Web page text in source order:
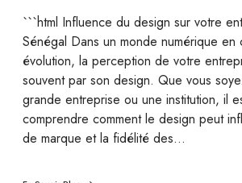
```html Influence du design sur votre
Sénégal Dans un monde numérique en
évolution, la perception de votre
souvent par son design. Que vous
grande entreprise ou une institution, il
comprendre comment le design peut
de marque et la fidélité des…